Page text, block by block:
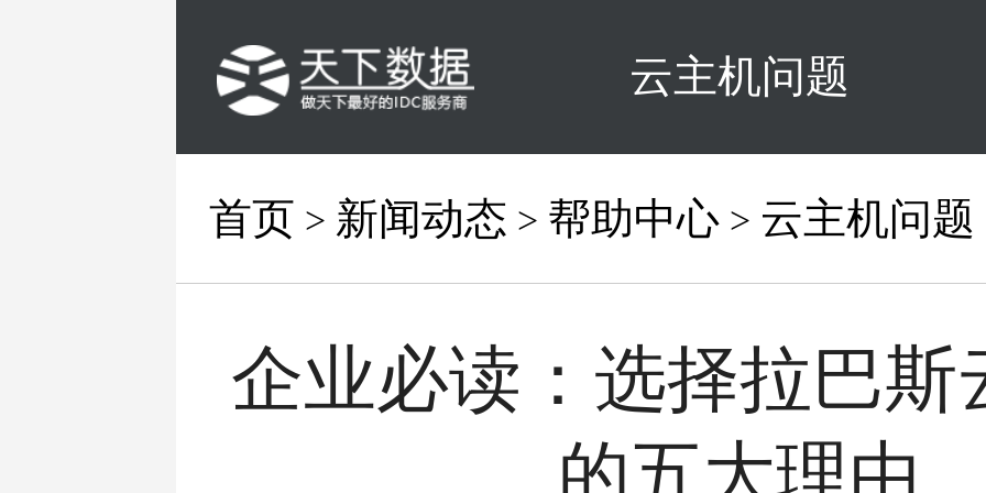
云主机问题
首页 > 新闻动态 > 帮助中心 > 云主机问题
企业必读：选择拉巴斯
的五大理由